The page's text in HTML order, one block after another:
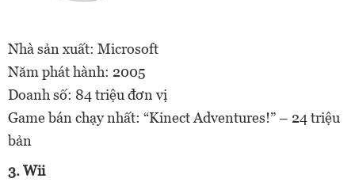
Nhà sản xuất: Microsoft
Năm phát hành: 2005
Doanh số: 84 triệu đơn vị
Game bán chạy nhất: “Kinect Adventures!” – 24 triệu
bản
3. Wii